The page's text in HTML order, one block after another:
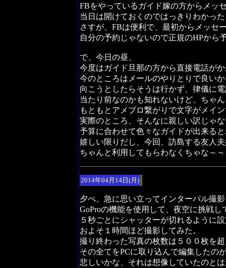
FBをやっているガイド嫁の方からメッ
当日は開けておくのではっきりわかっ
さすが、FBは便利で、最初からメッセ
自分の予約じゃないので正規のHPから
で、今日の昼、
今度はガイド旦那の方から直接電話が
今のところはメールのやりとりで良い
向こうとしたらそうは行かず、律儀に
当たり前なのかも知れないけど、ちゃ
もともとアメブロ繋がりで文字がメイ
実際のところ、そんなに親しい訳じゃ
予算に合わせて色々なガイドが出来る
嬉しい限りだし、今回、訪島する友人
ちゃんと利用してもらわなくちゃな～
2014年04月14日(月)
夕べ、急に思い立ってインターバル撮
GoProの機能を使用して、夜空に挑戦し
５秒ごとにシャッターが切れるように
およそ１時間ほど撮影してみた。
撮り終わった写真の枚数は５００枚を
その全てをPCに取り込んで編集したの
悲しいかな、それは想像していたのと